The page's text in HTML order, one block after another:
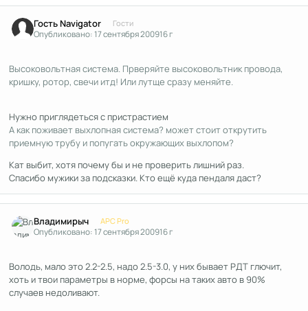
Гость Navigator Гости
Опубликовано:17 сентября 200916 г
Высоковольтная система. Прверяйте высоковольтник провода,
кришку, ротор, свечи итд! Или лутще сразу меняйте.
Нужно приглядеться с пристрастием
А как поживает выхлопная система? может стоит открутить
приемную трубу и попугать окружающих выхлопом?
Кат выбит, хотя почему бы и не проверить лишний раз.
Спасибо мужики за подсказки. Кто ещё куда пендаля даст?
Владимирыч APC Pro
Опубликовано:17 сентября 200916 г
Володь, мало это 2.2-2.5, надо 2.5-3.0, у них бывает РДТ глючит,
хоть и твои параметры в норме, форсы на таких авто в 90%
случаев недоливают.